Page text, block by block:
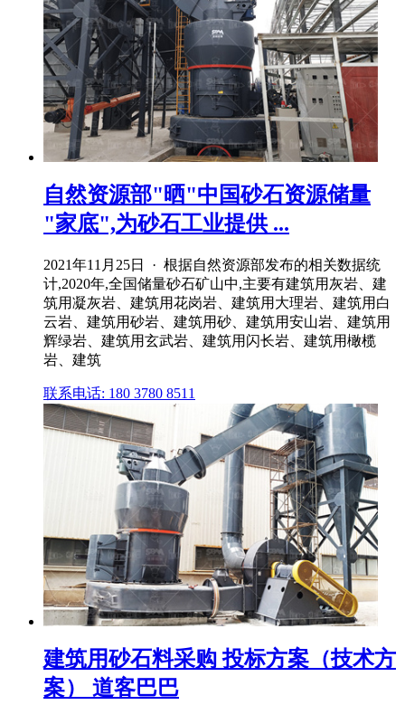
自然资源部"晒"中国砂石资源储量
"家底",为砂石工业提供 ...
2021年11月25日 · 根据自然资源部发布的相关数据统
计,2020年,全国储量砂石矿山中,主要有建筑用灰岩、建
筑用凝灰岩、建筑用花岗岩、建筑用大理岩、建筑用白
云岩、建筑用砂岩、建筑用砂、建筑用安山岩、建筑用
辉绿岩、建筑用玄武岩、建筑用闪长岩、建筑用橄榄
岩、建筑
联系电话: 180 3780 8511
建筑用砂石料采购 投标方案（技术方
案） 道客巴巴